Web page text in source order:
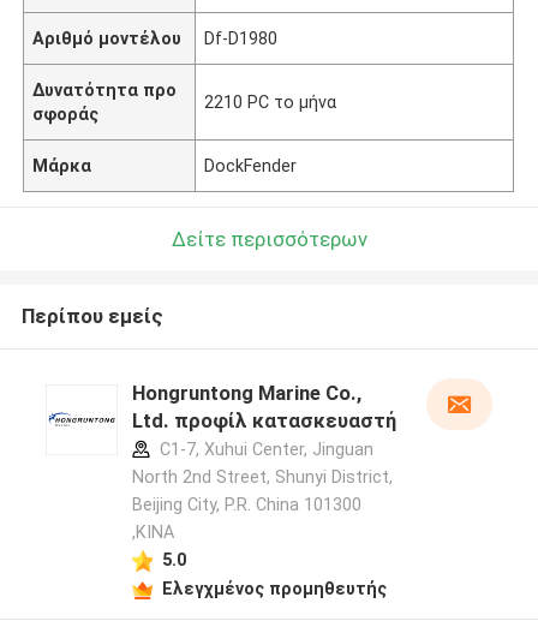
Αριθμό μοντέλου Df-D1980
Δυνατότητα προ
σφοράς
2210 PC το μήνα
Μάρκα DockFender
Δείτε περισσότερων
Περίπου εμείς
Hongruntong Marine Co.,
Ltd. προφίλ κατασκευαστή
C1-7, Xuhui Center, Jinguan
North 2nd Street, Shunyi District,
Beijing City, P.R. China 101300
,ΚΙΝΑ
5.0
Ελεγχμένος προμηθευτής